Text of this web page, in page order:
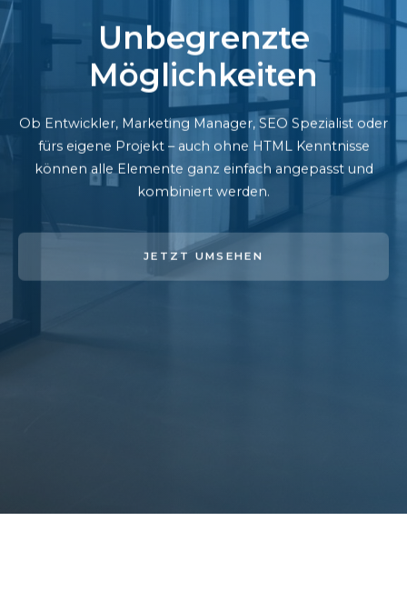
Unbegrenzte
Möglichkeiten
Ob Entwickler, Marketing Manager, SEO Spezialist oder
fürs eigene Projekt – auch ohne HTML Kenntnisse
können alle Elemente ganz einfach angepasst und
kombiniert werden.
JETZT UMSEHEN